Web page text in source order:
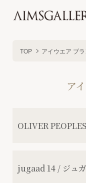
TOP アイウエア ブ
ア
OLIVER
jugaad 14 / ジュ